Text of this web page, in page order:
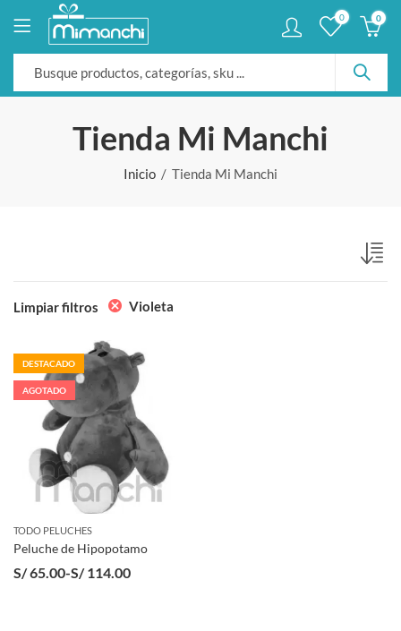
0 0
Tienda Mi Manchi
Inicio Tienda Mi Manchi
Limpiar filtros Violeta
DESTACADO
AGOTADO
TODO PELUCHES
Peluche de Hipopotamo
S/65.00-S/114.00Rango